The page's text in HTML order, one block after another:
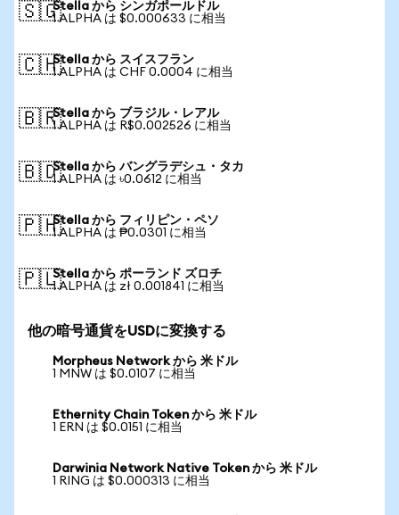
🇸🇬Stella から シンガポールドル
1 ALPHA は $0.000633 に相当
🇨🇭Stella から スイスフラン
1 ALPHA は CHF 0.0004 に相当
🇧🇷Stella から ブラジル・レアル
1 ALPHA は R$0.002526 に相当
🇧🇩Stella から バングラデシュ・タカ
1 ALPHA は ৳0.0612 に相当
🇵🇭Stella から フィリピン・ペソ
1 ALPHA は ₱0.0301 に相当
🇵🇱Stella から ポーランド ズロチ
1 ALPHA は zł 0.001841 に相当
他の暗号通貨をUSDに変換する
Morpheus Network から 米ドル
1 MNW は $0.0107 に相当
Ethernity Chain Token から 米ドル
1 ERN は $0.0151 に相当
Darwinia Network Native Token から 米ドル
1 RING は $0.000313 に相当